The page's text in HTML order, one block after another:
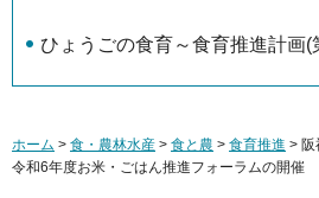
ひょうごの食育～食育推進計画(
ホーム > 食・農林水産 > 食と農 > 食育推進 >
令和6年度お米・ごはん推進フォーラムの開催